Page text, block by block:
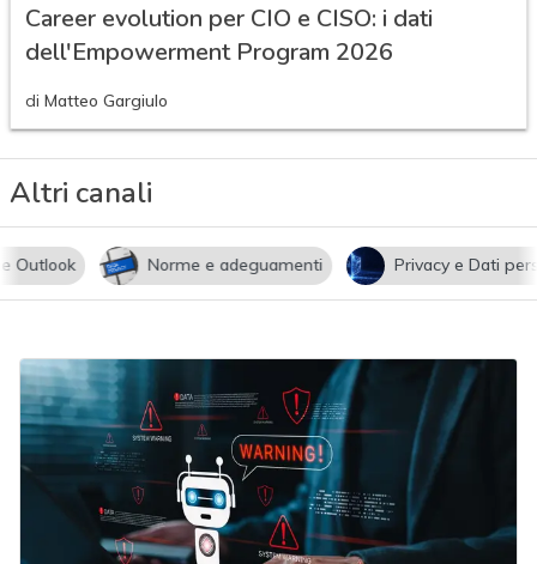
Career evolution per CIO e CISO: i dati
dell'Empowerment Program 2026
di Matteo Gargiulo
Altri canali
Norme e adeguamenti Privacy e Dati